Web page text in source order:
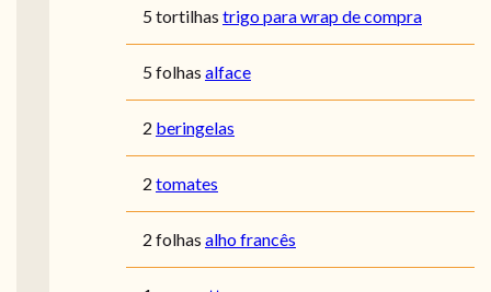
5 tortilhas trigo para wrap de compra
5 folhas alface
2 beringelas
2 tomates
2 folhas alho francês